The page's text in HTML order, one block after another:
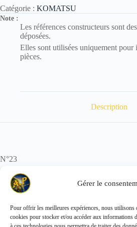
Gérer le
Pour offrir les meilleures expériences, nous utilisons
cookies pour stocker et/ou accéder aux informations
Catégorie : KOMATSU
Note :
Les références constructeurs sont
déposées.
Elles sont utilisées uniquement pour
pièces.
Description
N°23
POIDS : 0.005 kg